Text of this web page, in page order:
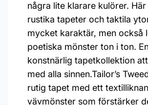
några lite klarare kulörer. Här
rustika tapeter och taktila
mycket karaktär, men också
poetiska mönster ton i ton.
konstnärlig tapetkollektion
med alla sinnen.Tailor’s
rutig tapet med ett
vävmönster som förstärker